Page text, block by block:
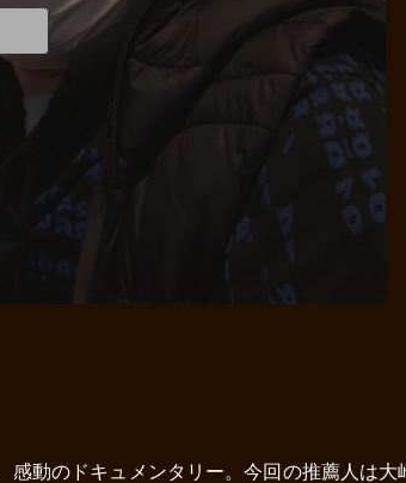
動のドキュメンタリー。今回の推薦人は大